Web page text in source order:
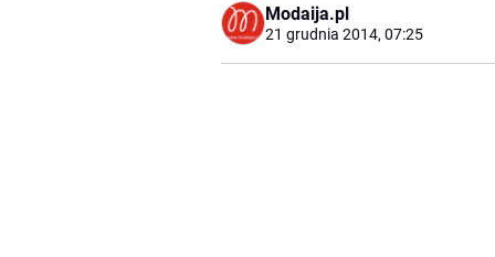
Modaija.pl
21 grudnia 2014, 07:25